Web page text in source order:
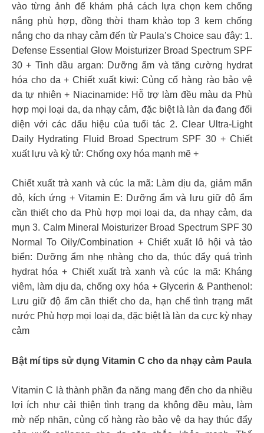
vào từng ảnh để khám phá cách lựa chọn kem chống
nắng phù hợp, đồng thời tham khảo top 3 kem chống
nắng cho da nhạy cảm đến từ Paula’s Choice sau đây: 1.
Defense Essential Glow Moisturizer Broad Spectrum SPF
30 + Tinh dầu argan: Dưỡng ẩm và tăng cường hydrat
hóa cho da + Chiết xuất kiwi: Củng cố hàng rào bảo vệ
da tự nhiên + Niacinamide: Hỗ trợ làm đều màu da Phù
hợp mọi loại da, da nhạy cảm, đặc biệt là làn da đang đối
diện với các dấu hiệu của tuổi tác 2. Clear Ultra-Light
Daily Hydrating Fluid Broad Spectrum SPF 30 + Chiết
xuất lựu và kỳ tử: Chống oxy hóa mạnh mẽ +
Chiết xuất trà xanh và cúc la mã: Làm dịu da, giảm mẩn
đỏ, kích ứng + Vitamin E: Dưỡng ẩm và lưu giữ độ ẩm
cần thiết cho da Phù hợp mọi loại da, da nhạy cảm, da
mụn 3. Calm Mineral Moisturizer Broad Spectrum SPF 30
Normal To Oily/Combination + Chiết xuất lô hội và tảo
biển: Dưỡng ẩm nhẹ nhàng cho da, thúc đẩy quá trình
hydrat hóa + Chiết xuất trà xanh và cúc la mã: Kháng
viêm, làm dịu da, chống oxy hóa + Glycerin & Panthenol:
Lưu giữ độ ẩm cần thiết cho da, hạn chế tình trạng mất
nước Phù hợp mọi loại da, đặc biệt là làn da cực kỳ nhạy
cảm
Bật mí tips sử dụng Vitamin C cho da nhạy cảm Paula
Vitamin C là thành phần đa năng mang đến cho da nhiều
lợi ích như cải thiện tình trạng da không đều màu, làm
mờ nếp nhăn, củng cố hàng rào bảo vệ da hay thúc đẩy